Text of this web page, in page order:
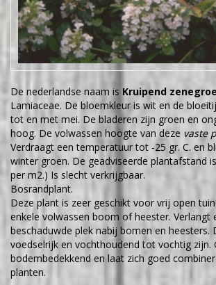
De nederlandse naam is Kruipend
Lamiaceae. De bloemkleur is wit en de
tot en met mei. De bladeren zijn groen en
hoog. De volwassen hoogte van deze vaste
Verdraagt een temperatuur tot -25 gr. C. en
winter groen. De geadviseerde plantafstand
per m2.) Is slecht verkrijgbaar.
Bosrandplant.
Deze plant is zeer geschikt voor vrij open
enkele volwassen boom of heester. Verlangt
beschaduwde plek nabij bomen en heesters.
voedselrijk en vochthoudend tot vochtig zijn.
bodembedekkend en laat zich goed
planten.